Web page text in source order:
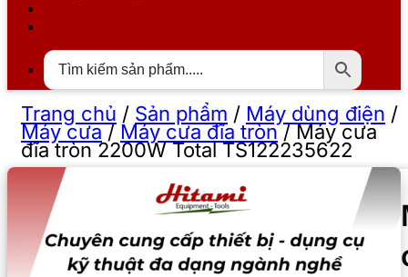
Trang chủ / Sản phẩm / Máy dùng điện /
Máy cưa/ Máy cưa đĩa tròn/Máy cưa
đĩa tròn 2200W Total TS122235622